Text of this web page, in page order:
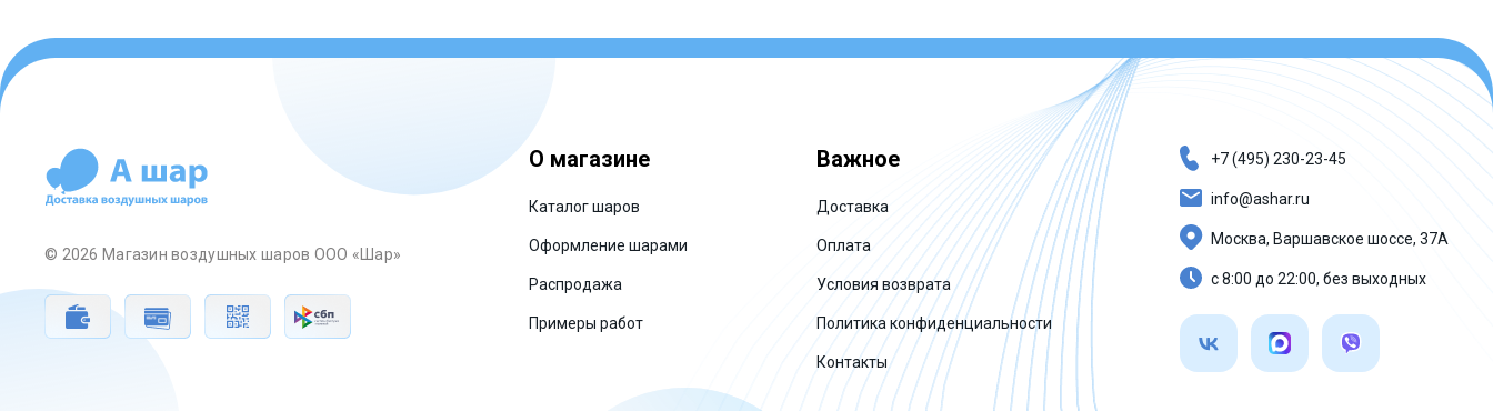
© 2026 Магазин воздушных шаров ООО «Шар»
О магазине
Каталог шаров
Оформление шарами
Распродажа
Примеры работ
Важное
Доставка
Оплата
Условия возврата
Политика конфиденциальности
Контакты
+7 (495) 230-23-45
info@ashar.ru
Москва, Варшавское шоссе, 37А
с 8:00 до 22:00, без выходных